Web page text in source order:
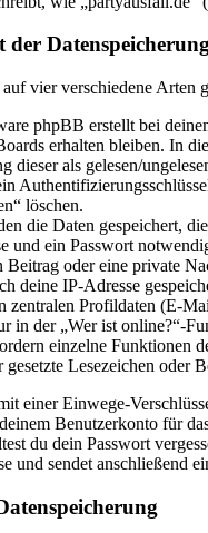
vier verschiedene Arten
phpBB erstellt bei
erhalten bleiben. In
dieser als gelesen/
löschen.
die Daten gespeichert,
und ein Passwort
Beitrag oder eine private
deine IP-Adresse
zentralen Profildaten (E-
in der „Wer ist online?“-
einzelne Funktionen
Lesezeichen oder
einer Einwege-
Benutzerkonto für
du dein Passwort
und sendet anschließend